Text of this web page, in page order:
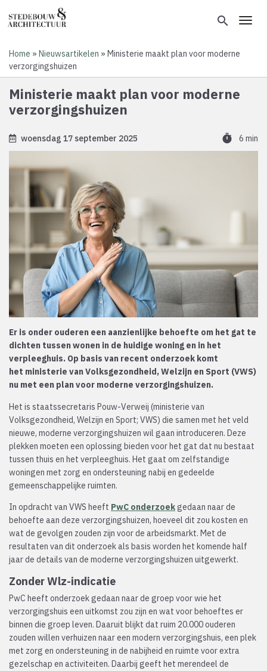
en
naar
inhoud
gaan
search
Kruimelpad
Home Nieuwsartikelen
Ministerie maakt plan voor moderne
verzorgingshuizen
Ministerie maakt plan voor moderne
verzorgingshuizen
woensdag 17 september 2025 timer 6 min
Er is onder ouderen een aanzienlijke behoefte om het gat te
dichten tussen wonen in de huidige woning en in het
verpleeghuis. Op basis van recent onderzoek komt
het ministerie van Volksgezondheid, Welzijn en Sport (VWS)
nu met een plan voor moderne verzorgingshuizen.
Het is staatssecretaris Pouw-Verweij (ministerie van
Volksgezondheid, Welzijn en Sport; VWS) die samen met het veld
nieuwe, moderne verzorgingshuizen wil gaan introduceren. Deze
plekken moeten een oplossing bieden voor het gat dat nu bestaat
tussen thuis en het verpleeghuis. Het gaat om zelfstandige
woningen met zorg en ondersteuning nabij en gedeelde
gemeenschappelijke ruimten.
In opdracht van VWS heeft PwC onderzoekgedaan naar de
behoefte aan deze verzorgingshuizen, hoeveel dit zou kosten en
wat de gevolgen zouden zijn voor de arbeidsmarkt. Met de
resultaten van dit onderzoek als basis worden het komende half
jaar de details van de moderne verzorgingshuizen uitgewerkt.
Zonder Wlz-indicatie
PwC heeft onderzoek gedaan naar de groep voor wie het
verzorgingshuis een uitkomst zou zijn en wat voor behoeftes er
binnen die groep leven. Daaruit blijkt dat ruim 20.000 ouderen
zouden willen verhuizen naar een modern verzorgingshuis, een plek
met zorg en ondersteuning in de nabijheid en ruimte voor extra
gezelschap en activiteiten. Daarbij geeft het merendeel de